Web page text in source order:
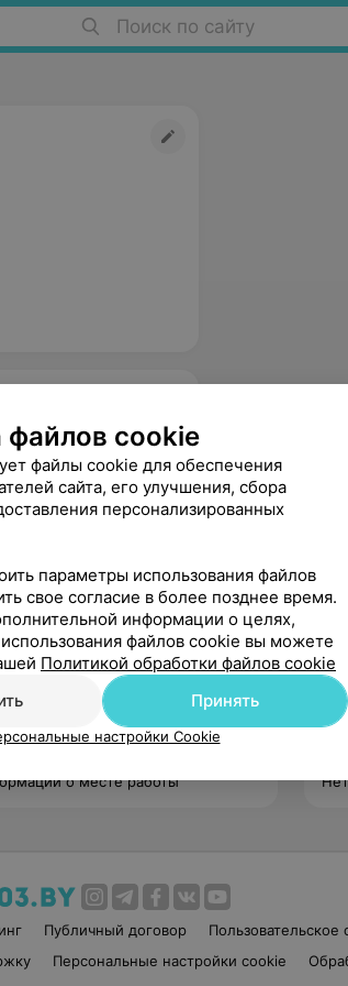
Поиск по сайту
Грек Вика
Нет отзывов
о месте работы
Публичный договор Пользовательское
Персональные настройки cookie
файлов cookie
файлы cookie для обеспечения
сайта, его улучшения, сбора
персонализированных
параметры использования файлов
свое согласие в более позднее время.
информации о целях,
файлов cookie вы можете
Политикой обработки файлов cookie
Принять
настройки Cookie